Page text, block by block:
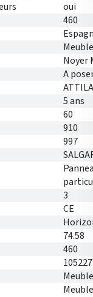
oui
460
Noyer
A
ATTILA
5 ans
60
910
997
3
CE
74.58
460
105227